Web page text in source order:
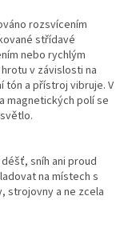
rozsvícením
střídavé
nebo rychlým
v závislosti na
tón a přístroj vibruje. V
magnetických polí se
sníh ani proud
na místech s
strojovny a ne zcela